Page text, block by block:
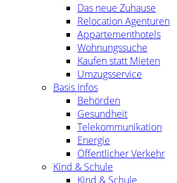
Das neue Zuhause
Relocation Agenturen
Appartementhotels
Wohnungssuche
Kaufen statt Mieten
Umzugsservice
Basis Infos
Behörden
Gesundheit
Telekommunikation
Energie
Öffentlicher Verkehr
Kind & Schule
Kind & Schule